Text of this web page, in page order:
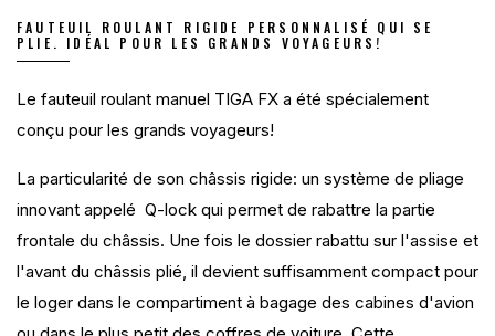
FAUTEUIL ROULANT RIGIDE PERSONNALISÉ QUI SE
PLIE. IDÉAL POUR LES GRANDS VOYAGEURS!
Le fauteuil roulant manuel TIGA FX a été spécialement
conçu pour les grands voyageurs!
La particularité de son châssis rigide: un système de pliage
innovant appelé Q-lock qui permet de rabattre la partie
frontale du châssis. Une fois le dossier rabattu sur l'assise et
l'avant du châssis plié, il devient suffisamment compact pour
le loger dans le compartiment à bagage des cabines d'avion